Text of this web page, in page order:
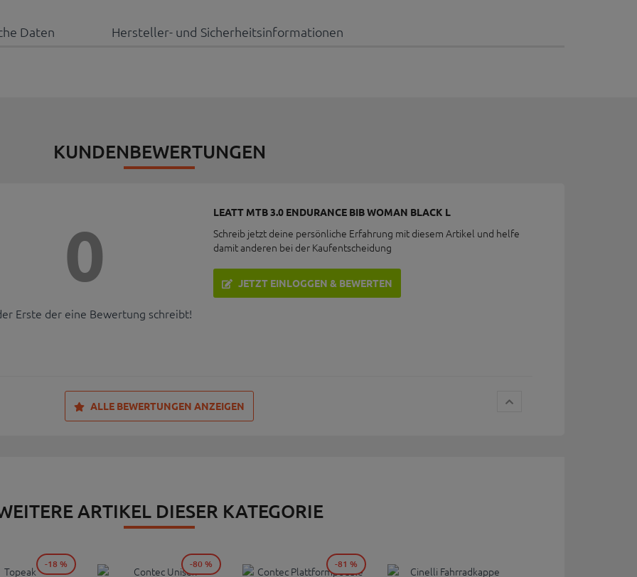
Daten Hersteller- und Sicherheitsinformationen
KUNDENBEWERTUNGEN
0
Erste der eine Bewertung schreibt!
LEATT MTB 3.0 ENDURANCE BIB WOMAN BLACK L
Schreib jetzt deine persönliche Erfahrung mit diesem Artikel und helfe
damit anderen bei der Kaufentscheidung
JETZT EINLOGGEN & BEWERTEN
ALLE BEWERTUNGEN ANZEIGEN
ARTIKEL DIESER KATEGORIE
-18 % -80 % -81 %